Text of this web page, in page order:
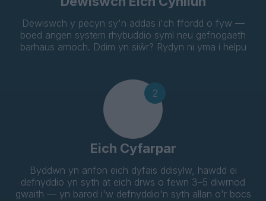
Dewiswch y pecyn sy'n addas i'ch ffordd o fyw —
boed angen system rhybuddio syml neu gefnogaeth
barhaus arnoch. Ddim yn siŵr? Rydyn ni yma i helpu
2
Eich Cyfarpar
Byddwn yn anfon eich dyfais ddisylw, hawdd ei
defnyddio yn syth at eich drws o fewn 3–5 diwrnod
gwaith — yn barod i'w defnyddio'n syth allan o'r bocs